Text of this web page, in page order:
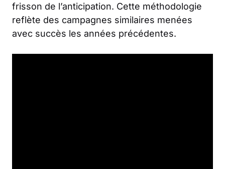
frisson de l’anticipation. Cette méthodologie
reflète des campagnes similaires menées
avec succès les années précédentes.